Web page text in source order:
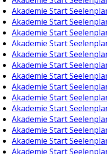
Akademie Start
Akademie Start
Akademie Start
Akademie Start
Akademie Start
Akademie Start
Akademie Start
Akademie Start
Akademie Start
Akademie Start
Akademie Start
Akademie Start
Akademie Start
Akademie Start